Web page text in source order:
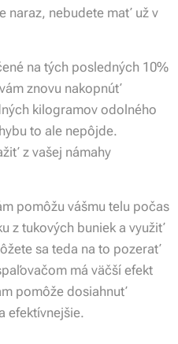
naraz, nebudete mať už v
na tých posledných 10%
znovu nakopnúť
kilogramov odolného
to ale nepôjde.
z vašej námahy
pomôžu vášmu telu počas
z tukových buniek a využiť
sa teda na to pozerať
má väčší efekt
pomôže dosiahnuť
efektívnejšie.